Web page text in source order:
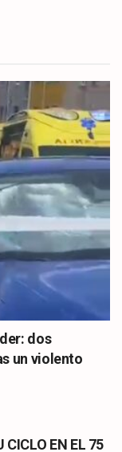
dos
un violento
CICLO EN EL 75